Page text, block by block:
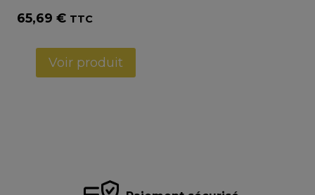
65,69 € TTC
Voir produit